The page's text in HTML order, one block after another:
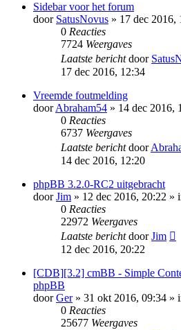
Sidebar voor het forum
door SatusNovus » 17 dec 2016,
0 Reacties
7724 Weergaves
Laatste berichtdoor
17 dec 2016, 12:34
Vreemde foutmelding
doorAbraham54 » 14 dec 2016,
0 Reacties
6737 Weergaves
Laatste berichtdoor
14 dec 2016, 12:20
phpBB 3.2.0-RC2 uitgebracht
doorJim » 12 dec 2016, 20:22 »
0 Reacties
22972 Weergaves
Laatste berichtdoorJim
12 dec 2016, 20:22
[CDB][3.2] cmBB - Simple
phpBB
doorGer» 31 okt 2016, 09:34 »
0 Reacties
25677 Weergaves